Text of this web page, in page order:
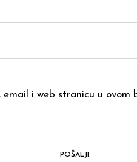
email i web stranicu u ovom